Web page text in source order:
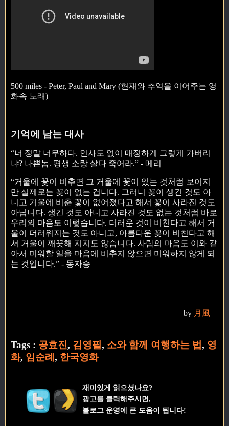
500 miles - Peter, Paul and Mary (현재와 추억을 이어주는 영
화속 노래)
기억에 남는 대사
“너 정말 너무하다. 인사도 없이 매정하게 그렇게 가버리
냐? 나쁜놈. 평생 소랑 살다 죽어라.” - 메리
“거울에 꽃이 비추면 그 거울에 꽃이 있는 것처럼 보이지
만 실제로는 꽃이 없는 겁니다. 그러니 꽃이 생긴 것도 아
니고 거울에 비춘 꽃이 없어졌다고 해서 꽃이 사라진 것도
아닙니다. 생긴 것도 아니고 사라진 것도 없는 것처럼 바로
우리의 마음도 이렇습니다. 더러운 것이 비친다고 해서 거
울이 더러워지는 것도 아니고, 아름다운 꽃이 비친다고 해
서 거울이 깨끗해 지지도 않습니다. 사람의 마음도 이와 같
아서 미워할 일을 마음에 비추지 않으면 미워하지 않게 되
는 것입니다.” - 동자승
by 月風
Tags : 공효진, 김영필, 소와 함께 여행하는 법, 영
화, 임순례 , 한국영화
재미있게 읽으셨나요?
광고를 클릭해주시면,
블로그 운영에 큰 도움이 됩니다!